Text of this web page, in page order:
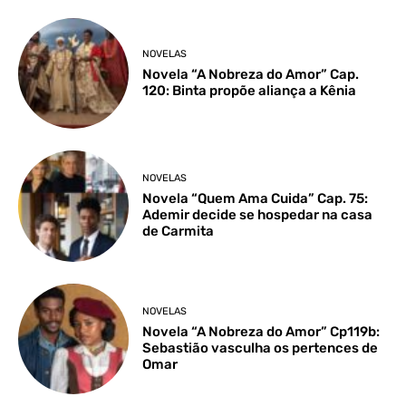
NOVELAS
Novela “A Nobreza do Amor” Cap.
120: Binta propõe aliança a Kênia
NOVELAS
Novela “Quem Ama Cuida” Cap. 75:
Ademir decide se hospedar na casa
de Carmita
NOVELAS
Novela “A Nobreza do Amor” Cp119b:
Sebastião vasculha os pertences de
Omar